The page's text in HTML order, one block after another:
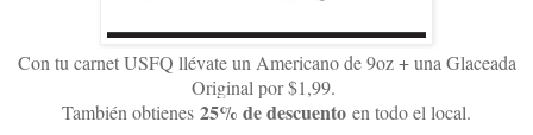
Con tu carnet USFQ llévate un Americano de 9oz + una Glaceada
Original por $1,99.
También obtienes 25% de descuento en todo el local.